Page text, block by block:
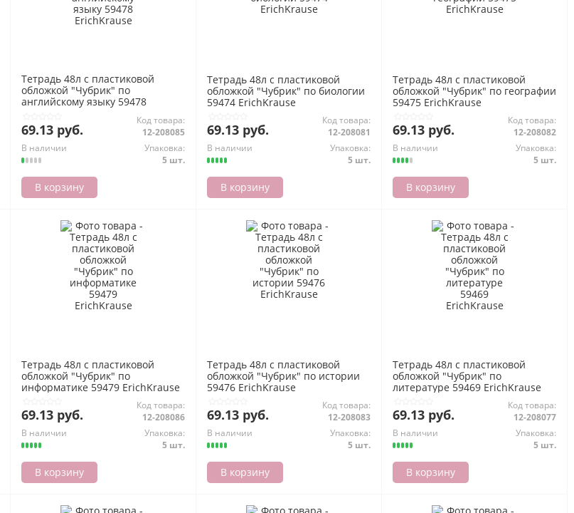
Тетрадь 48л с пластиковой
обложкой "Чубрик" по
английскому языку 59478
69.13 руб.
Код товара:
12-208085
В наличии
Упаковка:
5 шт.
В корзину
Тетрадь 48л с пластиковой
обложкой "Чубрик" по биологии
59474 ErichKrause
69.13 руб.
Код товара:
12-208081
В наличии
Упаковка:
5 шт.
В корзину
Тетрадь 48л с пластиковой
обложкой "Чубрик" по географии
59475 ErichKrause
69.13 руб.
Код товара:
12-208082
В наличии
Упаковка:
5 шт.
В корзину
Тетрадь 48л с пластиковой
обложкой "Чубрик" по
информатике 59479 ErichKrause
69.13 руб.
Код товара:
12-208086
В наличии
Упаковка:
5 шт.
В корзину
Тетрадь 48л с пластиковой
обложкой "Чубрик" по истории
59476 ErichKrause
69.13 руб.
Код товара:
12-208083
В наличии
Упаковка:
5 шт.
В корзину
Тетрадь 48л с пластиковой
обложкой "Чубрик" по
литературе 59469 ErichKrause
69.13 руб.
Код товара:
12-208077
В наличии
Упаковка:
5 шт.
В корзину